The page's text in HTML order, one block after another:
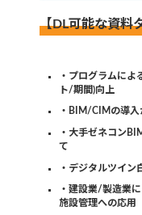
【DL可能な資料
・プログラムに
ト/期間)向上
・BIM/CIMの導
・大手ゼネコン
て
・デジタルツイン
・建設業/製造業
施設管理への応用